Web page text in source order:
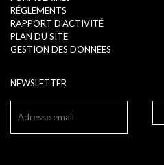
RÉGLEMENTS
RAPPORT D'ACTIVITÉ
PLAN DU SITE
GESTION DES DONNÉES
NEWSLETTER